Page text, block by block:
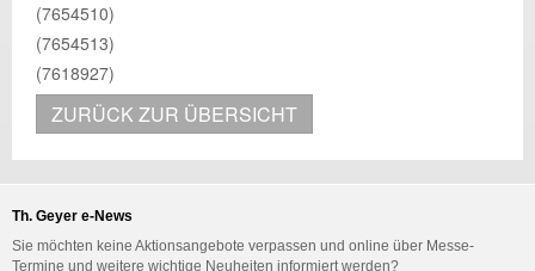
(7654510)
(7654513)
(7618927)
ZURÜCK ZUR ÜBERSICHT
Th. Geyer e-News
Sie möchten keine Aktionsangebote verpassen und online über Messe-
Termine und weitere wichtige Neuheiten informiert werden?